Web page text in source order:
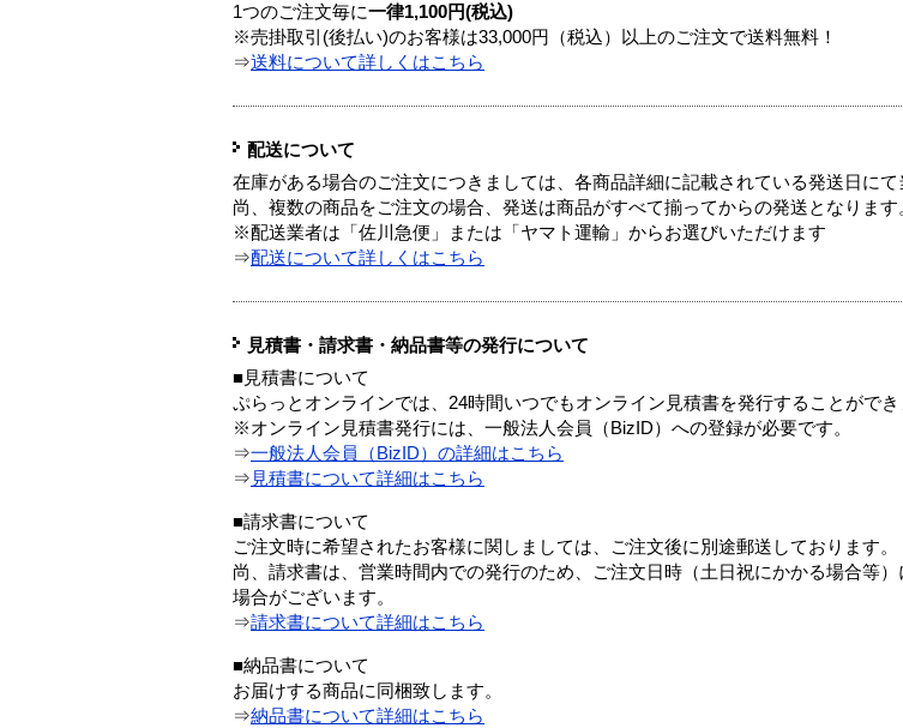
1つのご注文毎に一律1,100円(税込)
※売掛取引(後払い)のお客様は33,000円（税込）以上のご注文で送料無料！
⇒送料について詳しくはこちら
配送について
在庫がある場合のご注文につきましては、各商品詳細に記載されている発送日にて
尚、複数の商品をご注文の場合、発送は商品がすべて揃ってからの発送となります
※配送業者は「佐川急便」または「ヤマト運輸」からお選びいただけます
⇒配送について詳しくはこちら
見積書・請求書・納品書等の発行について
■見積書について
ぷらっとオンラインでは、24時間いつでもオンライン見積書を発行することができ
※オンライン見積書発行には、一般法人会員（BizID）への登録が必要です。
⇒一般法人会員（BizID）の詳細はこちら
⇒ 見積書について詳細はこちら
■請求書について
ご注文時に希望されたお客様に関しましては、ご注文後に別途郵送しております。
尚、請求書は、営業時間内での発行のため、ご注文日時（土日祝にかかる場合等
場合がございます。
⇒請求書について詳細はこちら
■納品書について
お届けする商品に同梱致します。
⇒納品書について詳細はこちら